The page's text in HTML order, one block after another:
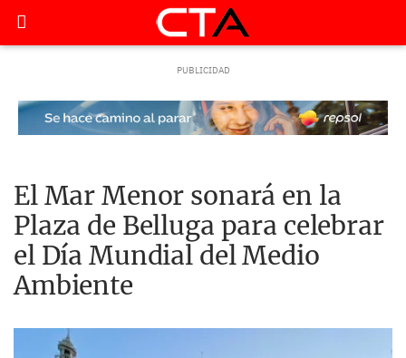
El Mar Menor sonará en la
Plaza de Belluga para celebrar
el Día Mundial del Medio
Ambiente